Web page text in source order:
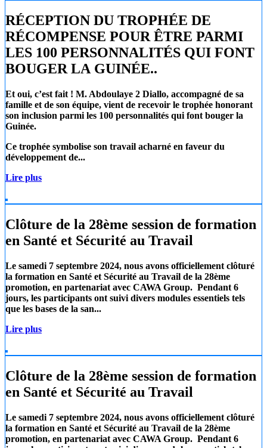
RÉCEPTION DU TROPHÉE DE
RÉCOMPENSE POUR ÊTRE PARMI
LES 100 PERSONNALITÉS QUI FONT
BOUGER LA GUINÉE..
Et oui, c’est fait ! M. Abdoulaye 2 Diallo, accompagné de sa
famille et de son équipe, vient de recevoir le trophée honorant
son inclusion parmi les 100 personnalités qui font bouger la
Guinée.
Ce trophée symbolise son travail acharné en faveur du
développement de...
Lire plus
Clôture de la 28ème session de formation
en Santé et Sécurité au Travail
Le samedi 7 septembre 2024, nous avons officiellement clôturé
la formation en Santé et Sécurité au Travail de la 28ème
promotion, en partenariat avec CAWA Group. Pendant 6
jours, les participants ont suivi divers modules essentiels tels
que les bases de la san...
Lire plus
Clôture de la 28ème session de formation
en Santé et Sécurité au Travail
Le samedi 7 septembre 2024, nous avons officiellement clôturé
la formation en Santé et Sécurité au Travail de la 28ème
promotion, en partenariat avec CAWA Group. Pendant 6